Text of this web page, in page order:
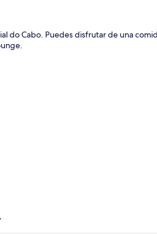
do Cabo. Puedes disfrutar de una